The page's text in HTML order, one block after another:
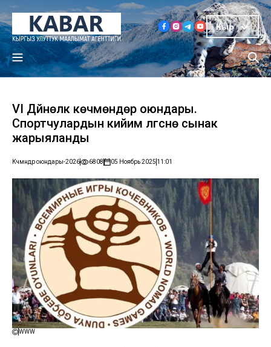
Кыр
VI Дүйнөлүк көчмөндөр оюндары.
Спортчулардын кийим үлгүсүнө сынак
жарыяланды
Көчмөндөр оюндары-2026 6808 05 Ноябрь 2025 11:01
WWW